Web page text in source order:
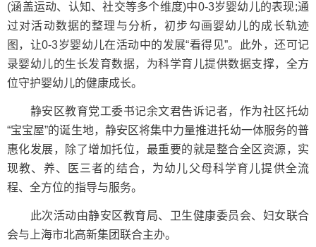
(涵盖运动、认知、社交等多个维度)中0-3岁婴幼儿的表现;通
过对活动数据的整理与分析，初步勾画婴幼儿的成长轨迹
图，让0-3岁婴幼儿在活动中的发展“看得见”。此外，还可记
录婴幼儿的生长发育数据，为科学育儿提供数据支撑，全方
位守护婴幼儿的健康成长。
静安区教育党工委书记余文君告诉记者，作为社区托幼
“宝宝屋”的诞生地，静安区将集中力量推进托幼一体服务的普
惠化发展，除了增加托位，最重要的就是整合全区资源，实
现教、养、医三者的结合，为幼儿父母科学育儿提供全流
程、全方位的指导与服务。
此次活动由静安区教育局、卫生健康委员会、妇女联合
会与上海市北高新集团联合主办。